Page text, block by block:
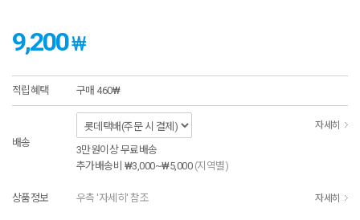
9,200₩
적립혜택 구매 460₩
배송
자세히
3만원이상 무료배송
추가배송비 ₩3,000~₩5,000 (지역별)
상품정보 우측 '자세히' 참조 자세히